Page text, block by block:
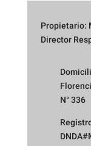
Propietario:
Director
N° 336